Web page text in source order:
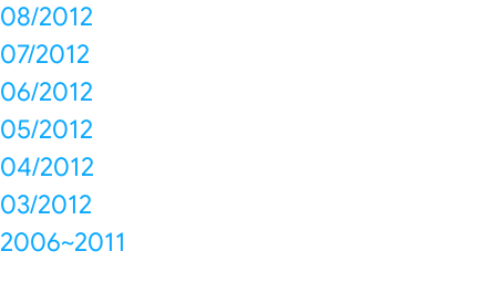
08/2012
07/2012
06/2012
05/2012
04/2012
03/2012
2006~2011